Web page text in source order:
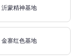
沂蒙精神基地
金寨红色基地